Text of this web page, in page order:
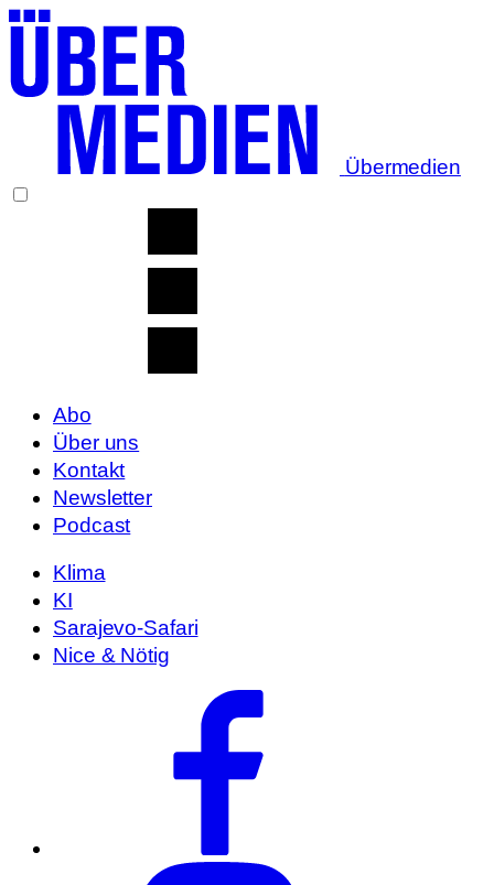
Übermedien
Abo
Über uns
Kontakt
Newsletter
Podcast
Klima
KI
Sarajevo-Safari
Nice & Nötig